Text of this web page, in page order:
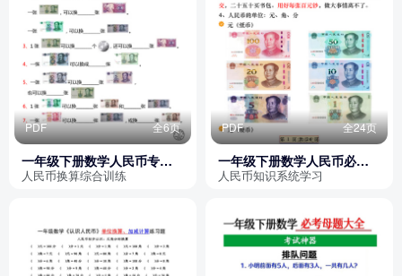
PDF 全6页
一年级下册数学人民币专项
训练（必练综合题型）
人民币换算综合训练
PDF 全24页
一年级下册数学人民币必考
知识汇总
人民币知识系统学习